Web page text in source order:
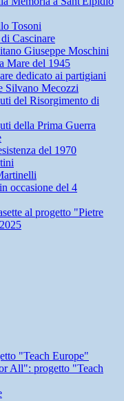
Tosoni
Cascinare
Giuseppe Moschini
Mare del 1945
dedicato ai partigiani
Silvano Mecozzi
del Risorgimento di
della Prima Guerra
del 1970
occasione del 4
al progetto "Pietre
"Teach Europe"
All": progetto "Teach